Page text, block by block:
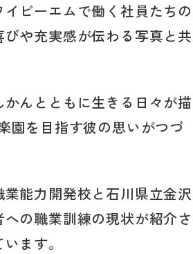
ビーエムで働く社員たちの
や充実感が伝わる写真と共
んとともに生きる日々が描
園を目指す彼の思いがつづ
能力開発校と石川県立金沢
の職業訓練の現状が紹介さ
ます。